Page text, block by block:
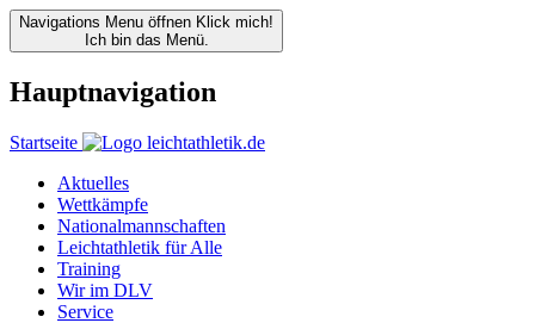
Navigations Menu öffnen Klick mich!
Ich bin das Menü.
Hauptnavigation
Startseite
Aktuelles
Wettkämpfe
Nationalmannschaften
Leichtathletik für Alle
Training
Wir im DLV
Service